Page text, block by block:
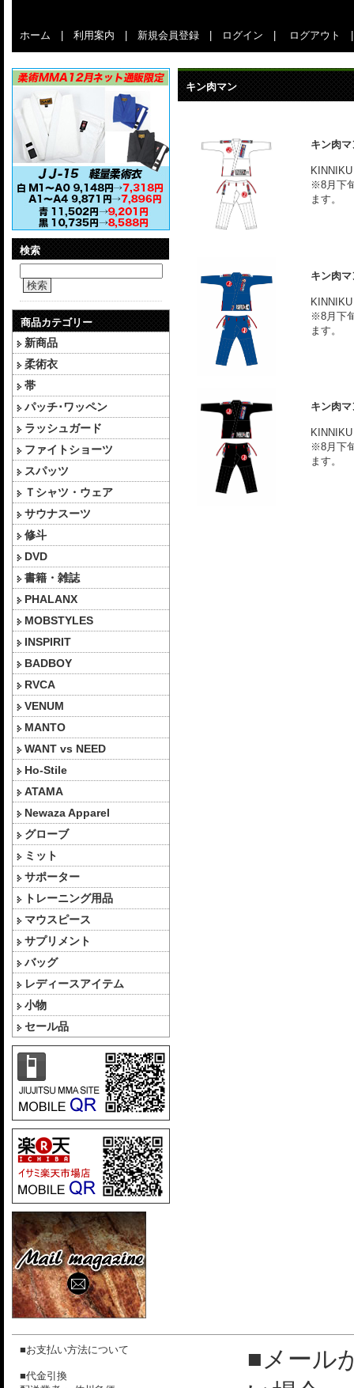
ホーム 利用案内 新規会員登録 ログイン ログアウト
検索
検索
商品カテゴリー
新商品
柔術衣
帯
パッチ･ワッペン
ラッシュガード
ファイトショーツ
スパッツ
Ｔシャツ・ウェア
サウナスーツ
修斗
DVD
書籍・雑誌
PHALANX
MOBSTYLES
INSPIRIT
BADBOY
RVCA
VENUM
MANTO
WANT vs NEED
Ho-Stile
ATAMA
Newaza Apparel
グローブ
ミット
サポーター
トレーニング用品
マウスピース
サプリメント
バッグ
レディースアイテム
小物
セール品
キン肉マン
キン肉
※8月下
ます。
キン肉
※8月下
ます。
キン肉
※8月下
ます。
■お支払い方法について
■代金引換
■メール